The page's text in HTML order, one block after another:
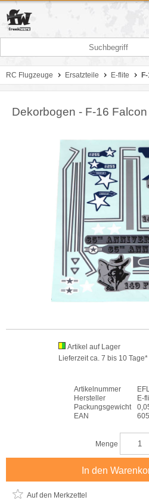
RC Flugzeuge Ersatzteile E-flite
Dekorbogen - F-16
Artikel auf Lager
Lieferzeit ca. 7 bis 10 Tage*
Artikelnummer
Hersteller
E-
Packungsgewicht
EAN
Menge
In den
Auf den Merkzettel